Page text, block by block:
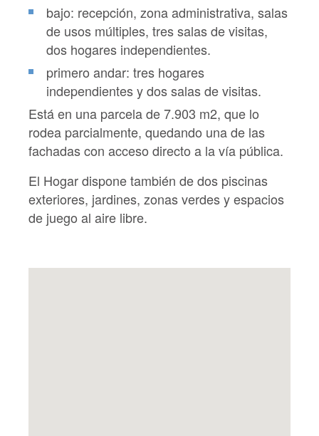
bajo: recepción, zona administrativa, salas
de usos múltiples, tres salas de visitas,
dos hogares independientes.
primero andar: tres hogares
independientes y dos salas de visitas.
Está en una parcela de 7.903 m2, que lo
rodea parcialmente, quedando una de las
fachadas con acceso directo a la vía pública.
El Hogar dispone también de dos piscinas
exteriores, jardines, zonas verdes y espacios
de juego al aire libre.